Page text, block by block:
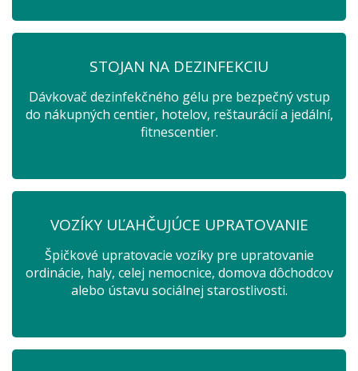
STOJAN NA DEZINFEKCIU
Dávkovač dezinfekčného gélu pre bezpečný vstup
do nákupných centier, hotelov, reštaurácií a jedální,
fitnescentier.
VOZÍKY UĽAHČUJÚCE UPRATOVANIE
Špičkové upratovacie vozíky pre upratovanie
ordinácie, haly, celej nemocnice, domova dôchodcov
alebo ústavu sociálnej starostlivosti.